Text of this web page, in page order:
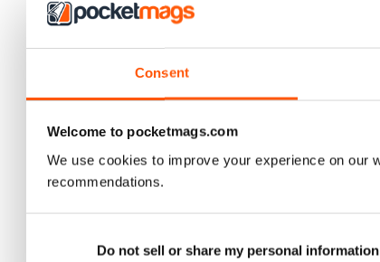
Consent
Welcome to pocketmags.com
We use cookies to improve your experience on our
recommendations.
Do not sell or share my personal information
imperdibile: un weekend a “casa Coppi” coi
Pura e al Rifugio Tita Piaz.